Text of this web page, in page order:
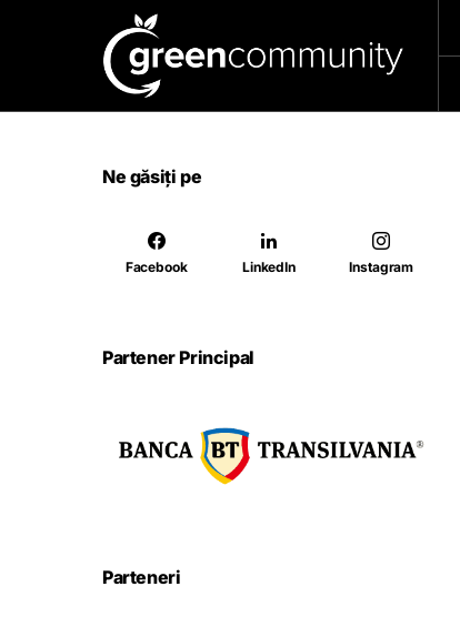
Ne găsiți pe
Facebook LinkedIn Instagram
Partener Principal
Parteneri